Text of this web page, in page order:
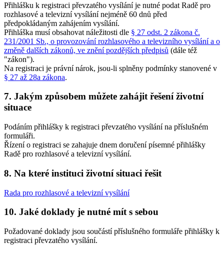
Přihlášku k registraci převzatého vysílání je nutné podat Radě pro
rozhlasové a televizní vysílání nejméně 60 dnů před
předpokládaným zahájením vysílání.
Přihláška musí obsahovat náležitosti dle § 27 odst. 2 zákona č.
231/2001 Sb., o provozování rozhlasového a televizního vysílání a o
změně dalších zákonů, ve znění pozdějších předpisů (dále též
"zákon").
Na registraci je právní nárok, jsou-li splněny podmínky stanovené v
§ 27 až 28a zákona.
7. Jakým způsobem můžete zahájit řešení životní
situace
Podáním přihlášky k registraci převzatého vysílání na příslušném
formuláři.
Řízení o registraci se zahajuje dnem doručení písemné přihlášky
Radě pro rozhlasové a televizní vysílání.
8. Na které instituci životní situaci řešit
Rada pro rozhlasové a televizní vysílání
10. Jaké doklady je nutné mít s sebou
Požadované doklady jsou součástí příslušného formuláře přihlášky k
registraci převzatého vysílání.